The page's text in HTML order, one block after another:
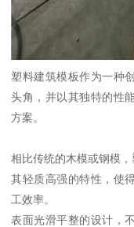
塑料建筑模板作为一种
头角，并以其独特的性
方案。
相比传统的木模或钢模，
其轻质高强的特性，使
工效率。
表面光滑平整的设计，